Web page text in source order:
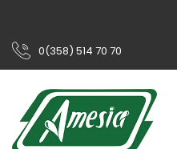
0(358) 514 70 70